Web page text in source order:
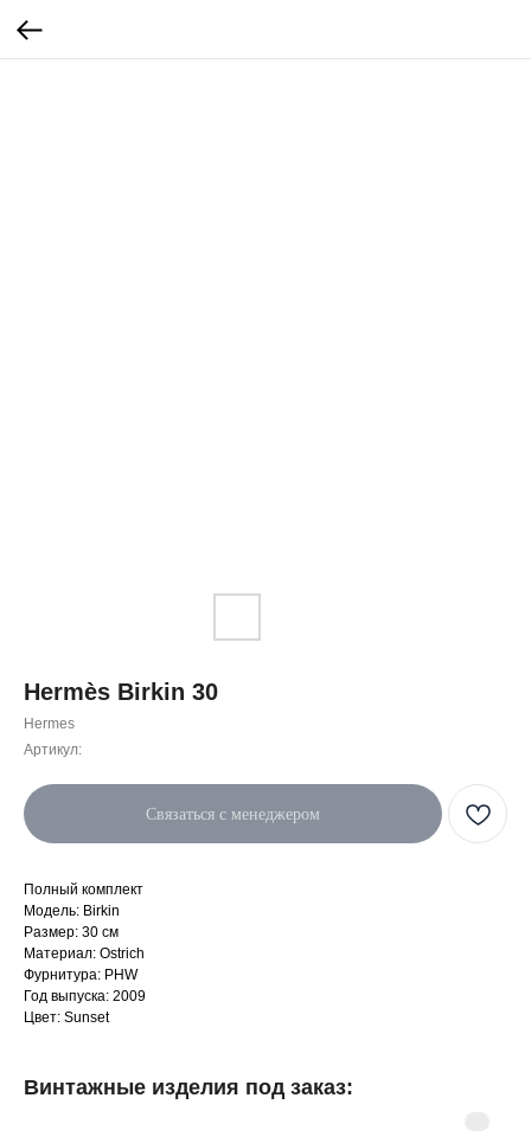
Hermès Birkin 30
Hermes
Артикул:
Связаться с менеджером
Полный комплект
Модель: Birkin
Размер: 30 см
Материал: Ostrich
Фурнитура: PHW
Год выпуска: 2009
Цвет: Sunset
Винтажные изделия под заказ: